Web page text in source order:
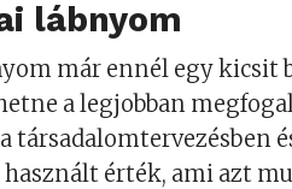
lábnyom
már ennél egy kicsit
a legjobban
társadalomtervezésben
használt érték, ami azt